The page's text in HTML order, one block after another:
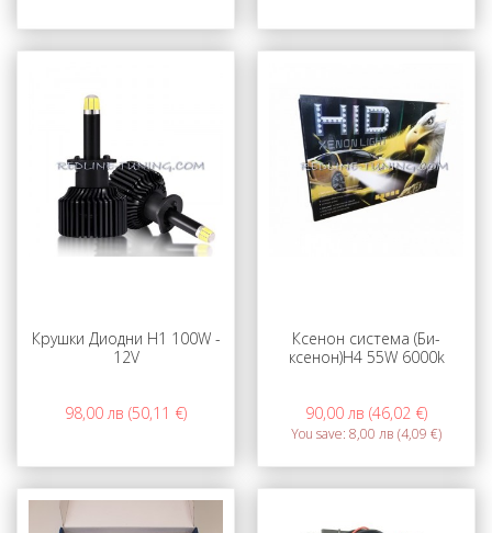
Крушки Диодни H1 100W -
12V
98,00 лв (50,11 €)
Ксенон система (Би-
ксенон)H4 55W 6000k
90,00 лв (46,02 €)
You save: 8,00 лв (4,09 €)